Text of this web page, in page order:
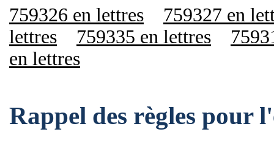
759326 en lettres
759327 en
lettres
759335 en lettres
en lettres
Rappel des règles pour